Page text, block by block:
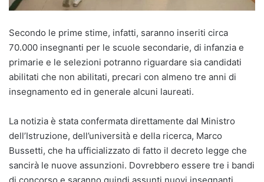
Secondo le prime stime, infatti, saranno inseriti circa
70.000 insegnanti per le scuole secondarie, di infanzia e
primarie e le selezioni potranno riguardare sia candidati
abilitati che non abilitati, precari con almeno tre anni di
insegnamento ed in generale alcuni laureati.
La notizia è stata confermata direttamente dal Ministro
dell’Istruzione, dell’università e della ricerca, Marco
Bussetti, che ha ufficializzato di fatto il decreto legge che
sancirà le nuove assunzioni. Dovrebbero essere tre i bandi